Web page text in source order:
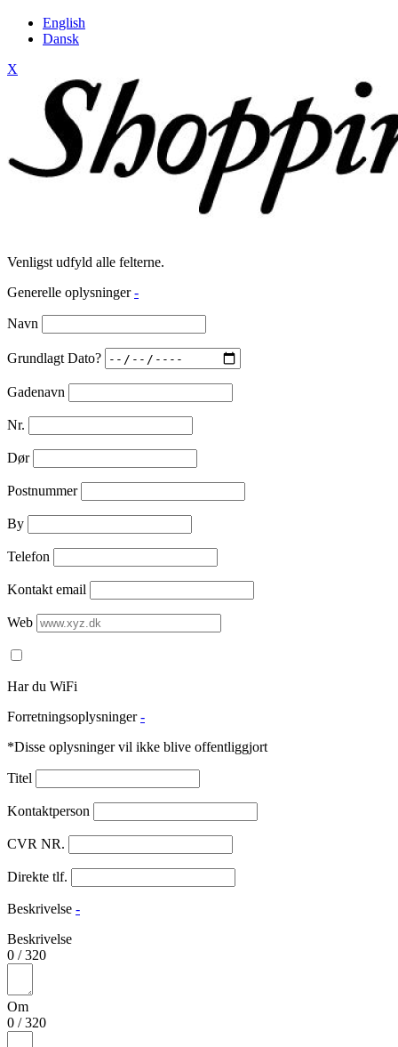
English
Dansk
X
Venligst udfyld alle felterne.
Generelle oplysninger -
Navn
Grundlagt Dato?
Gadenavn
Nr.
Dør
Postnummer
By
Telefon
Kontakt email
Web
Har du WiFi
Forretningsoplysninger -
*Disse oplysninger vil ikke blive offentliggjort
Titel
Kontaktperson
CVR NR.
Direkte tlf.
Beskrivelse -
Beskrivelse
0 /320
Om
0 /320